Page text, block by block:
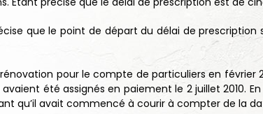
que le point de départ du délai de
pour le compte de particuliers en
été assignés en paiement le 2 juillet 2010.
qu’il avait commencé à courir à compter de la